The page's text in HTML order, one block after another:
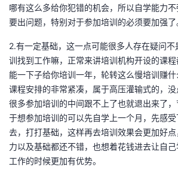
的
程
我
认
证
的
实
验
我
的
收
藏
技
术
支
持
的
云
声
建
议
哪有这么多给你犯错的机会，所以自学能力
要出问题，特别对于参加培训的必须要加强了
2.有一定基础，这一点可能很多人存在疑问
训找到工作嘛，正常来讲培训机构开设的课
能一下子给你培训一年，轮转这么慢培训赚
课程安排的非常紧凑，属于高压灌输式的，没
很多参加培训的中间跟不上了也就退出来了
于想参加培训的可以先自学上一个月，先感
去，打打基础，这样再去培训效果会更加好
力以及基础都还不错，也想着花钱进去让自
工作的时候更加有优势。